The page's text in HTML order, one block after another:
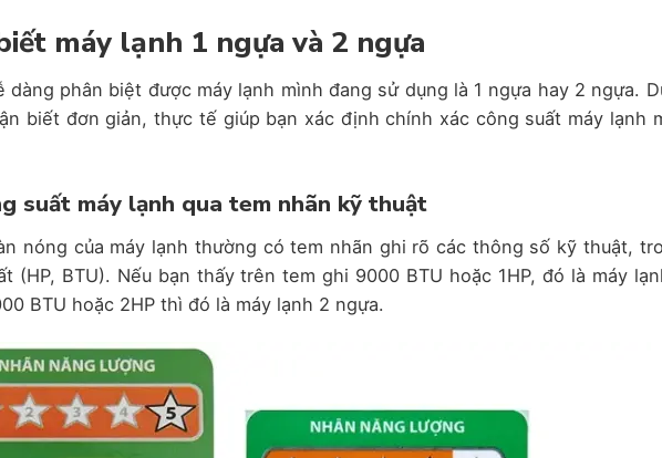
máy lạnh 1 ngựa và 2 ngựa
dàng phân biệt được máy lạnh mình đang sử dụng là 1 ngựa hay 2 ngựa.
biết đơn giản, thực tế giúp bạn xác định chính xác công suất máy lạnh
suất máy lạnh qua tem nhãn kỹ thuật
nóng của máy lạnh thường có tem nhãn ghi rõ các thông số kỹ thuật,
(HP, BTU). Nếu bạn thấy trên tem ghi 9000 BTU hoặc 1HP, đó là máy
BTU hoặc 2HP thì đó là máy lạnh 2 ngựa.